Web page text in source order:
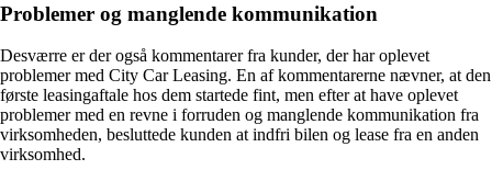
Problemer og manglende kommunikation
Desværre er der også kommentarer fra kunder, der har oplevet
problemer med City Car Leasing. En af kommentarerne nævner, at den
første leasingaftale hos dem startede fint, men efter at have oplevet
problemer med en revne i forruden og manglende kommunikation fra
virksomheden, besluttede kunden at indfri bilen og lease fra en anden
virksomhed.